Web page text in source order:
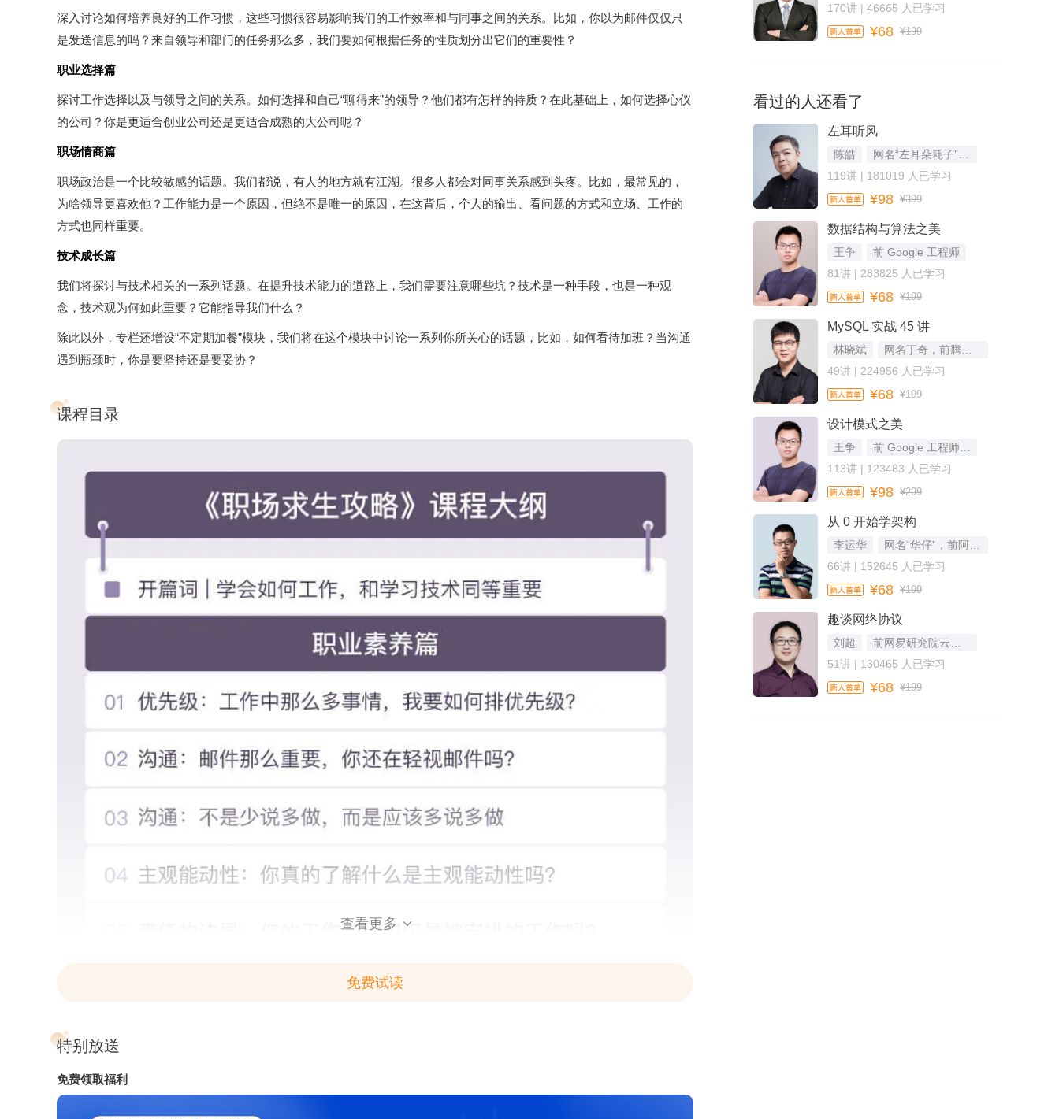
深入讨论如何培养良好的工作习惯，这些习惯很容易影响我们的工作效率和与同事之间的关系。比如，你以为邮件仅仅只
是发送信息的吗？来自领导和部门的任务那么多，我们要如何根据任务的性质划分出它们的重要性？
职业选择篇
探讨工作选择以及与领导之间的关系。如何选择和自己“聊得来”的领导？他们都有怎样的特质？在此基础上，如何选择心仪
的公司？你是更适合创业公司还是更适合成熟的大公司呢？
职场情商篇
职场政治是一个比较敏感的话题。我们都说，有人的地方就有江湖。很多人都会对同事关系感到头疼。比如，最常见的，
为啥领导更喜欢他？工作能力是一个原因，但绝不是唯一的原因，在这背后，个人的输出、看问题的方式和立场、工作的
方式也同样重要。
技术成长篇
我们将探讨与技术相关的一系列话题。在提升技术能力的道路上，我们需要注意哪些坑？技术是一种手段，也是一种观
念，技术观为何如此重要？它能指导我们什么？
除此以外，专栏还增设“不定期加餐”模块，我们将在这个模块中讨论一系列你所关心的话题，比如，如何看待加班？当沟通
遇到瓶颈时，你是要坚持还是要妥协？
课程目录
查看更多 
免费试读
特别放送
免费领取福利
170讲 | 46665 人已学习
¥68 ¥199
看过的人还看了
左耳听风
陈皓
119讲 | 181019 人已学习
¥98 ¥399
数据结构与算法之美
王争
前 Google 工程师
81讲 | 283825 人已学习
¥68 ¥199
MySQL 实战 45 讲
林晓斌
49讲 | 224956 人已学习
¥68 ¥199
设计模式之美
王争
113讲 | 123483 人已学习
¥98 ¥299
从 0 开始学架构
李运华
66讲 | 152645 人已学习
¥68 ¥199
趣谈网络协议
刘超
51讲 | 130465 人已学习
¥68 ¥199